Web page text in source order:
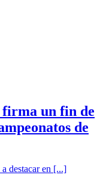
firma un fin de
de
destacar en [...]